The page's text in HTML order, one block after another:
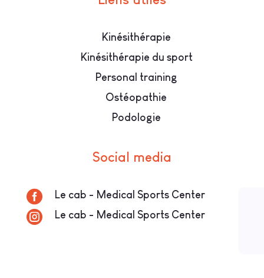
Kinésithérapie
Kinésithérapie du sport
Personal training
Ostéopathie
Podologie
Social media
 Le cab - Medical Sports Center
 Le cab - Medical Sports Center